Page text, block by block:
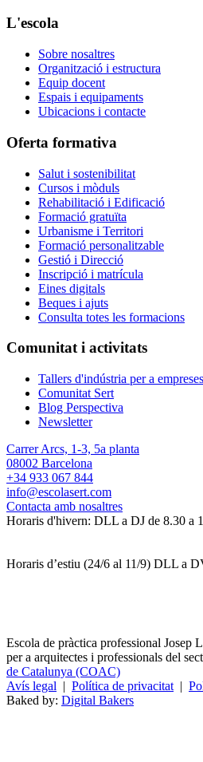
L'escola
Sobre nosaltres
Organització i estructura
Equip docent
Espais i equipaments
Ubicacions i contacte
Oferta formativa
Salut i sostenibilitat
Cursos i mòduls
Rehabilitació i Edificació
Formació gratuïta
Urbanisme i Territori
Formació personalitzable
Gestió i Direcció
Inscripció i matrícula
Eines digitals
Beques i ajuts
Consulta totes les formacions
Comunitat i activitats
Tallers d'indústria per a empreses
Comunitat Sert
Blog Perspectiva
Newsletter
Carrer Arcs, 1-3, 5a planta
08002 Barcelona
+34 933 067 844
info@escolasert.com
Contacta amb nosaltres
Horaris d'hivern: DLL a DJ de 8.30 a
Horaris d’estiu (24/6 al 11/9) DLL a
Escola de pràctica professional Josep
per a arquitectes i professionals del
de Catalunya (COAC)
Avís legal | Política de privacitat |
Baked by: Digital Bakers